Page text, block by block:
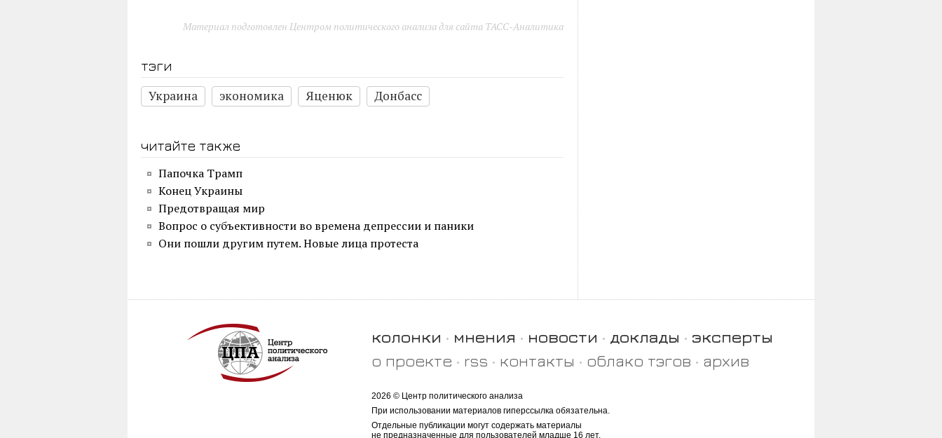
Материал подготовлен Центром политического анализа для сайта ТАСС-Аналитика
тэги
Украина
экономика Яценюк Донбасс
читайте также
Папочка Трамп
Конец Украины
Предотвращая мир
Вопрос о субъективности во времена депрессии и паники
Они пошли другим путем. Новые лица протеста
колонки мнения новости доклады
эксперты
о проекте
rss контакты облако тэгов архив
2026 © Центр политического анализа
При использовании материалов гиперссылка обязательна.
Отдельные публикации могут содержать материалы
не предназначенные для пользователей младше 16 лет.